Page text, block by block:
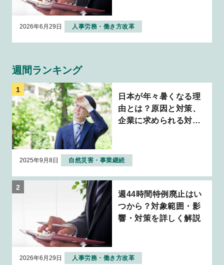
2026年6月29日 人事労務・働き方改革
週間ランキング
日本が年々暑くなる理
由とは？原因と対策、
企業に求められる対応
2025年9月8日 自然災害・事業継続
週44時間特例廃止はい
つから？対象範囲・影
響・対策を詳しく解説
2026年6月29日 人事労務・働き方改革